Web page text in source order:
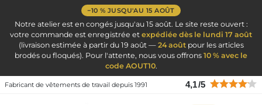
−10 % JUSQU'AU 15 AOÛT
Notre atelier est en congés jusqu'au 15 août. Le site reste ouvert :
votre commande est enregistrée et expédiée dès le lundi 17 août
(livraison estimée à partir du 19 août — 24 aoûtpour les articles
brodés ou floqués). Pour l'attente, nous vous offrons 10 % avec le
code AOUT10.
Fabricant de vêtements de travail depuis 1991 4,1/5